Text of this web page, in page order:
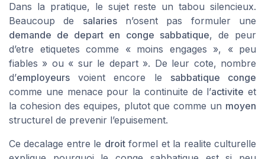
Dans la pratique, le sujet reste un tabou silencieux.
Beaucoup de salariesn’osent pas formuler une
demande de depart en conge sabbatique, de peur
d’etre etiquetes comme « moins engages », « peu
fiables » ou « sur le depart ». De leur cote, nombre
d’employeurs voient encore le sabbatique conge
comme une menace pour la continuite de l’activite et
la cohesion des equipes, plutot que comme un moyen
structurel de prevenir l’epuisement.
Ce decalage entre le droitformel et la realite culturelle